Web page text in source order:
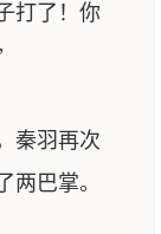
打了！你
秦羽再次
两巴掌。